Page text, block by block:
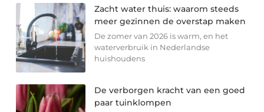
Zacht water thuis: waarom steeds
meer gezinnen de overstap maken
De zomer van 2026 is warm, en het
waterverbruik in Nederlandse
huishoudens
De verborgen kracht van een goed
paar tuinklompen